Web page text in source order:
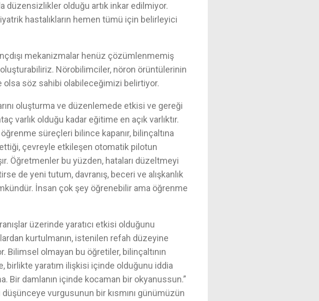
düzensizlikler olduğu artık inkar edilmiyor.
hastalıkların hemen tümü için belirleyici
mekanizmalar henüz çözümlenmemiş
Nörobilimciler, nöron örüntülerinin
söz sahibi olabileceğimizi belirtiyor.
oluşturma ve düzenlemede etkisi ve gereği
varlık olduğu kadar eğitime en açık varlıktır.
süreçleri bilince kapanır, bilinçaltına
çevreyle etkileşen otomatik pilotun
Öğretmenler bu yüzden, hataları düzeltmeyi
de yeni tutum, davranış, beceri ve alışkanlık
İnsan çok şey öğrenebilir ama öğrenme
üzerinde yaratıcı etkisi olduğunu
kurtulmanın, istenilen refah düzeyine
Bilimsel olmayan bu öğretiler, bilinçaltının
birlikte yaratım ilişkisi içinde olduğunu iddia
Bir damlanın içinde kocaman bir okyanussun.”
vurgusunun bir kısmını günümüzün